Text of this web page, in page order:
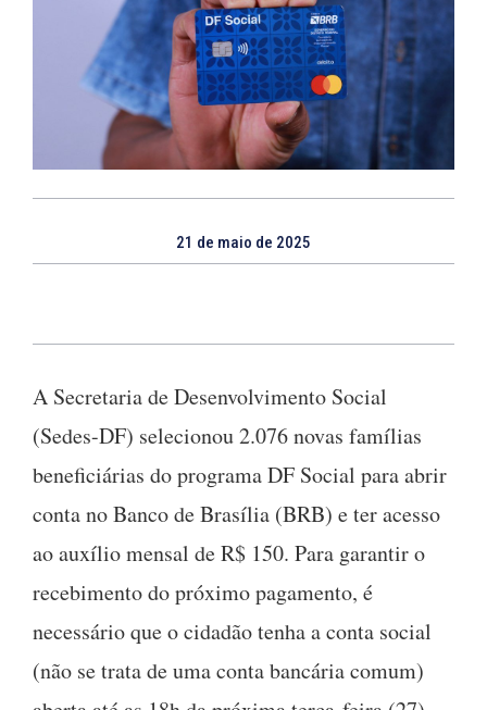
21 de maio de 2025
A Secretaria de Desenvolvimento Social
(Sedes-DF) selecionou 2.076 novas famílias
beneficiárias do programa DF Social para abrir
conta no Banco de Brasília (BRB) e ter acesso
ao auxílio mensal de R$ 150. Para garantir o
recebimento do próximo pagamento, é
necessário que o cidadão tenha a conta social
(não se trata de uma conta bancária comum)